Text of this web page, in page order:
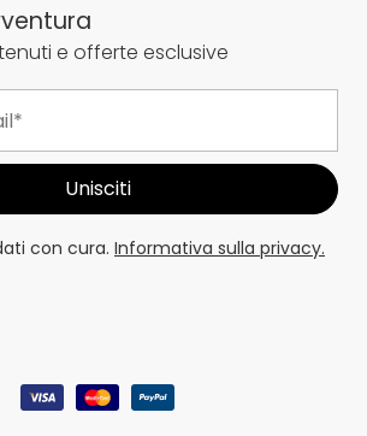
e offerte esclusive
con cura. Informativa sulla privacy.